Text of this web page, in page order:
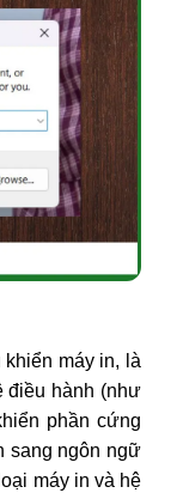
máy in, là
điều hành (như
phần cứng
sang ngôn ngữ
máy in và hệ